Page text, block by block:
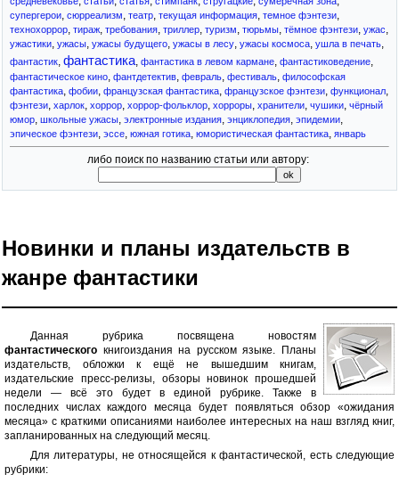
супергерои, сюрреализм, театр, текущая информация, темное фэнтези,
технохоррор, тираж, требования, триллер, туризм, тюрьмы, тёмное фэнтези, ужас,
ужастики, ужасы, ужасы будущего, ужасы в лесу, ужасы космоса, ушла в печать,
фантастик, фантастика, фантастика в левом кармане, фантастиковедение,
фантастическое кино, фантдетектив, февраль, фестиваль, философская
фантастика, фобии, французская фантастика, французское фэнтези, функционал,
фэнтези, харлок, хоррор, хоррор-фольклор, хорроры, хранители, чушики, чёрный
юмор, школьные ужасы, электронные издания, энциклопедия, эпидемии,
эпическое фэнтези, эссе, южная готика, юмористическая фантастика, январь
либо поиск по названию статьи или автору:
Новинки и планы издательств в
жанре фантастики
Данная рубрика посвящена новостям
фантастического книгоиздания на русском языке. Планы
издательств, обложки к ещё не вышедшим книгам,
издательские пресс-релизы, обзоры новинок прошедшей
недели — всё это будет в единой рубрике. Также в
последних числах каждого месяца будет появляться обзор «ожидания
месяца» с краткими описаниями наиболее интересных на наш взгляд книг,
запланированных на следующий месяц.
Для литературы, не относящейся к фантастической, есть следующие
рубрики: